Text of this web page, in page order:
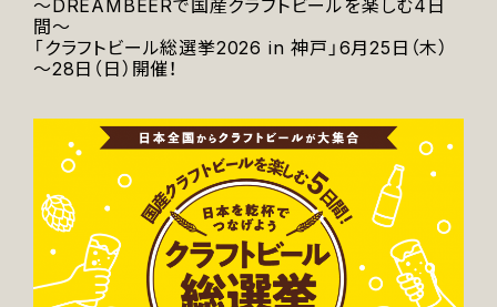
～DREAMBEERで国産クラフトビールを楽しむ4日
間～
「クラフトビール総選挙2026 in 神戸」6月25日（木）
～28日（日）開催！